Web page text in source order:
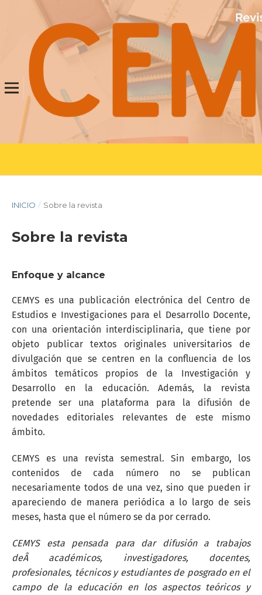
INICIO / Sobre la revista
Sobre la revista
Enfoque y alcance
CEMYS es una publicación electrónica del Centro de
Estudios e Investigaciones para el Desarrollo Docente,
con una orientación interdisciplinaria, que tiene por
objeto publicar textos originales universitarios de
divulgación que se centren en la confluencia de los
ámbitos temáticos propios de la Investigación y
Desarrollo en la educación. Además, la revista
pretende ser una plataforma para la difusión de
novedades editoriales relevantes de este mismo
ámbito.
CEMYS es una revista semestral. Sin embargo, los
contenidos de cada número no se publican
necesariamente todos de una vez, sino que pueden ir
apareciendo de manera periódica a lo largo de seis
meses, hasta que el número se da por cerrado.
CEMYS esta pensada para dar difusión a trabajos
deÂ académicos, investigadores, docentes,
profesionales, técnicos y estudiantes de posgrado en el
campo de la educación en los aspectos teóricos y